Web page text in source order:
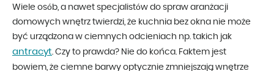
Wiele osób, a nawet specjalistów do spraw aranżacji
domowych wnętrz twierdzi, że kuchnia bez okna nie może
być urządzona w ciemnych odcieniach np. takich jak
antracyt. Czy to prawda? Nie do końca. Faktem jest
bowiem, że ciemne barwy optycznie zmniejszają wnętrze